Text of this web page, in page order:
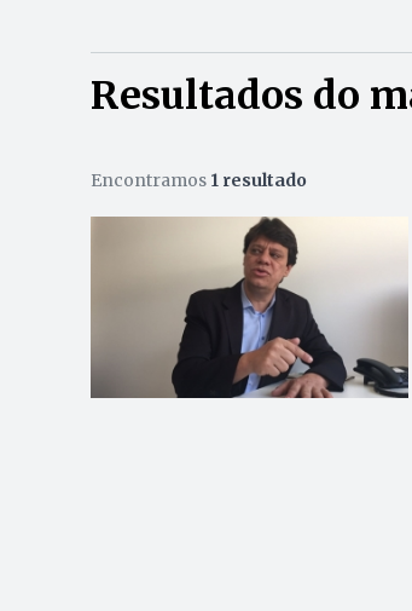
Resultados do
Encontramos 1 resultado